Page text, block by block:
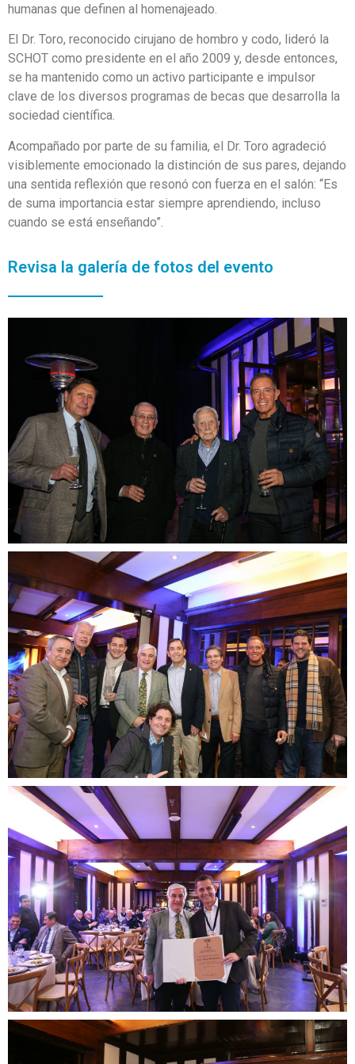
humanas que definen al homenajeado.
El Dr. Toro, reconocido cirujano de hombro y codo, lideró la
SCHOT como presidente en el año 2009 y, desde entonces,
se ha mantenido como un activo participante e impulsor
clave de los diversos programas de becas que desarrolla la
sociedad científica.
Acompañado por parte de su familia, el Dr. Toro agradeció
visiblemente emocionado la distinción de sus pares, dejando
una sentida reflexión que resonó con fuerza en el salón: “Es
de suma importancia estar siempre aprendiendo, incluso
cuando se está enseñando”.
Revisa la galería de fotos del evento